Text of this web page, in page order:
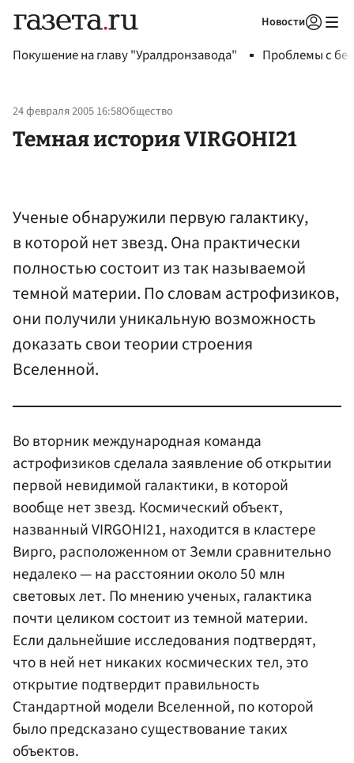
Новости
Покушение на главу "Уралдронзавода" Проблемы с
24 февраля 2005 16:58Общество
Темная история VIRGOHI21
Ученые обнаружили первую галактику,
в которой нет звезд. Она практически
полностью состоит из так называемой
темной материи. По словам астрофизиков,
они получили уникальную возможность
доказать свои теории строения
Вселенной.
Во вторник международная команда
астрофизиков сделала заявление об открытии
первой невидимой галактики, в которой
вообще нет звезд. Космический объект,
названный VIRGOHI21, находится в кластере
Вирго, расположенном от Земли сравнительно
недалеко — на расстоянии около 50 млн
световых лет. По мнению ученых, галактика
почти целиком состоит из темной материи.
Если дальнейшие исследования подтвердят,
что в ней нет никаких космических тел, это
открытие подтвердит правильность
Стандартной модели Вселенной, по которой
было предсказано существование таких
объектов.